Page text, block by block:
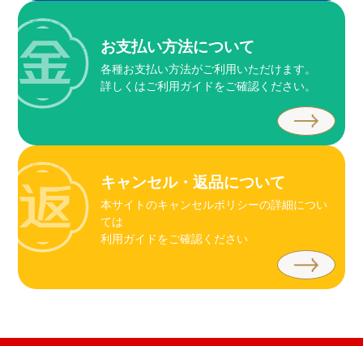
お支払い方法について
各種お支払い方法がご利用いただけます。
詳しくはご利用ガイドをご確認ください。
キャンセル・返品について
本サイトのキャンセルポリシーの詳細につい
ては
利用ガイドをご確認ください